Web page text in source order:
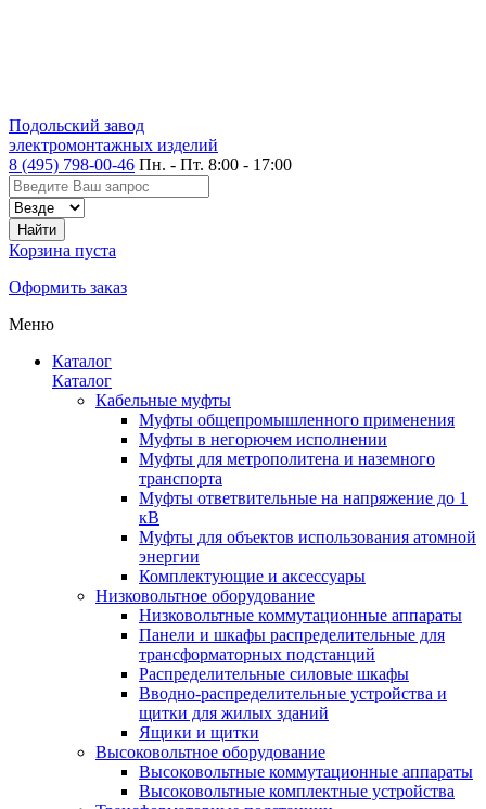
Подольский завод
электромонтажных изделий
8 (495) 798-00-46 Пн. - Пт. 8:00 - 17:00
Корзина пуста
Оформить заказ
Меню
Каталог
Каталог
Кабельные муфты
Муфты общепромышленного применения
Муфты в негорючем исполнении
Муфты для метрополитена и наземного
транспорта
Муфты ответвительные на напряжение до 1
кВ
Муфты для объектов использования атомной
энергии
Комплектующие и аксессуары
Низковольтное оборудование
Низковольтные коммутационные аппараты
Панели и шкафы распределительные для
трансформаторных подстанций
Распределительные силовые шкафы
Вводно-распределительные устройства и
щитки для жилых зданий
Ящики и щитки
Высоковольтное оборудование
Высоковольтные коммутационные аппараты
Высоковольтные комплектные устройства